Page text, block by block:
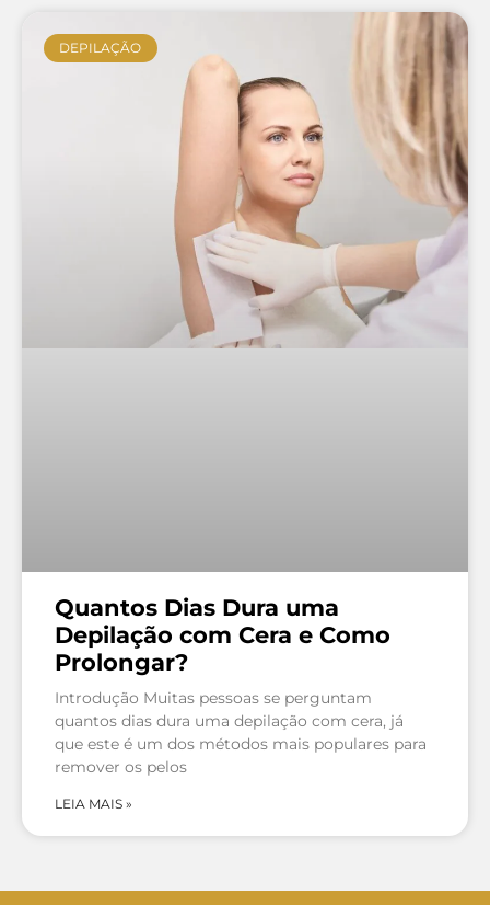
DEPILAÇÃO
Quantos Dias Dura uma
Depilação com Cera e Como
Prolongar?
Introdução Muitas pessoas se perguntam
quantos dias dura uma depilação com cera, já
que este é um dos métodos mais populares para
remover os pelos
LEIA MAIS »